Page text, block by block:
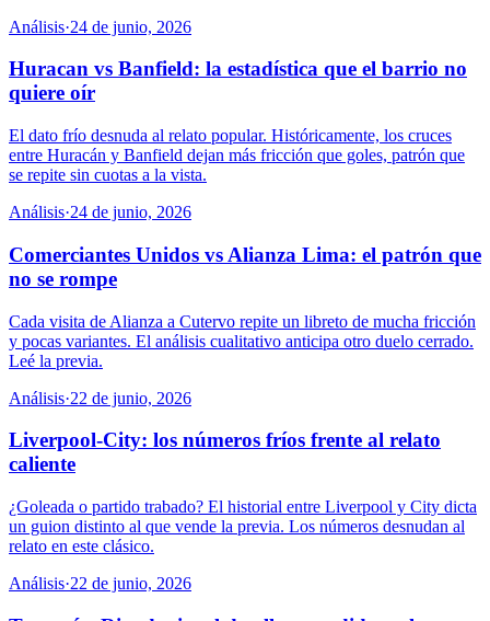
Análisis·24 de junio, 2026
Huracan vs Banfield: la estadística que el barrio no
quiere oír
El dato frío desnuda al relato popular. Históricamente, los cruces
entre Huracán y Banfield dejan más fricción que goles, patrón que
se repite sin cuotas a la vista.
Análisis·24 de junio, 2026
Comerciantes Unidos vs Alianza Lima: el patrón que
no se rompe
Cada visita de Alianza a Cutervo repite un libreto de mucha fricción
y pocas variantes. El análisis cualitativo anticipa otro duelo cerrado.
Leé la previa.
Análisis·22 de junio, 2026
Liverpool-City: los números fríos frente al relato
caliente
¿Goleada o partido trabado? El historial entre Liverpool y City dicta
un guion distinto al que vende la previa. Los números desnudan al
relato en este clásico.
Análisis·22 de junio, 2026